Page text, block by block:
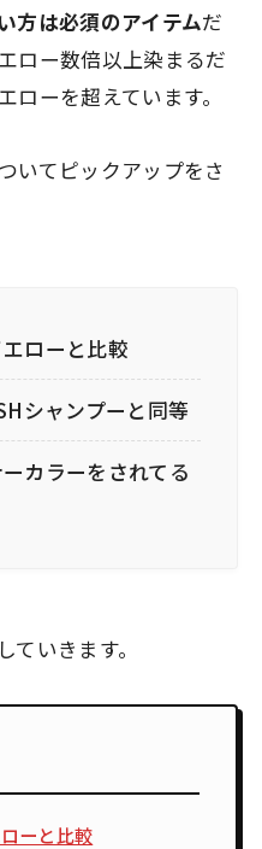
方は必須のアイテムだ
ロー数倍以上染まるだ
ーを超えています。
いてピックアップをさ
ローと比較
シャンプーと同等
カラーをされてる
いきます。
ーと比較